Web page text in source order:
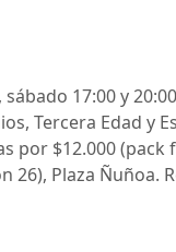
17:00 y
Tercera Edad y
por $12.000
Plaza Ñuñoa.